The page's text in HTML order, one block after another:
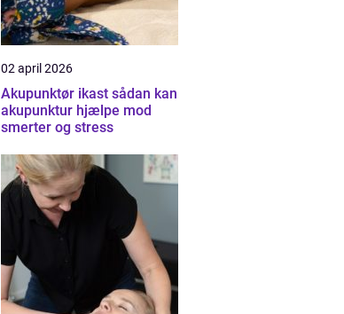
02 april 2026
Akupunktør ikast sådan kan
akupunktur hjælpe mod
smerter og stress